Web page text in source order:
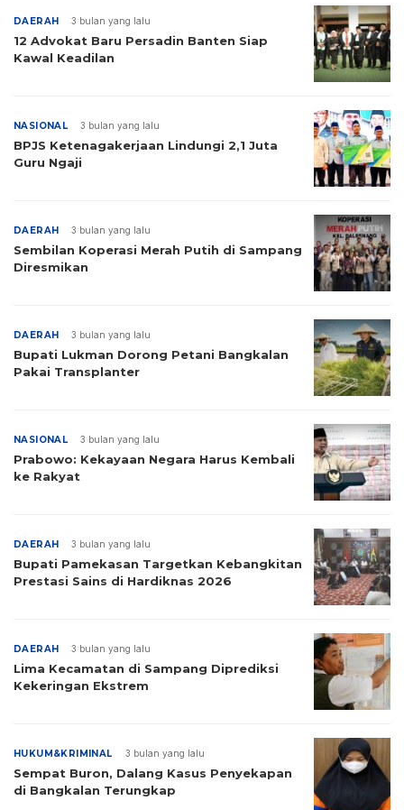
DAERAH 3 bulan yang lalu
12 Advokat Baru Persadin Banten Siap
Kawal Keadilan
NASIONAL 3 bulan yang lalu
BPJS Ketenagakerjaan Lindungi 2,1 Juta
Guru Ngaji
DAERAH 3 bulan yang lalu
Sembilan Koperasi Merah Putih di Sampang
Diresmikan
DAERAH 3 bulan yang lalu
Bupati Lukman Dorong Petani Bangkalan
Pakai Transplanter
NASIONAL 3 bulan yang lalu
Prabowo: Kekayaan Negara Harus Kembali
ke Rakyat
DAERAH 3 bulan yang lalu
Bupati Pamekasan Targetkan Kebangkitan
Prestasi Sains di Hardiknas 2026
DAERAH 3 bulan yang lalu
Lima Kecamatan di Sampang Diprediksi
Kekeringan Ekstrem
HUKUM&KRIMINAL 3 bulan yang lalu
Sempat Buron, Dalang Kasus Penyekapan
di Bangkalan Terungkap